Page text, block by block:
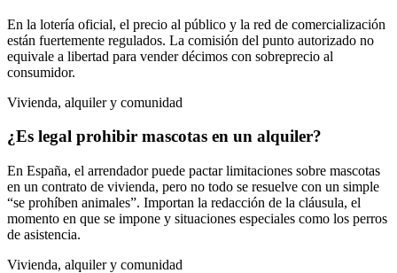
En la lotería oficial, el precio al público y la red de comercialización
están fuertemente regulados. La comisión del punto autorizado no
equivale a libertad para vender décimos con sobreprecio al
consumidor.
Vivienda, alquiler y comunidad
¿Es legal prohibir mascotas en un alquiler?
En España, el arrendador puede pactar limitaciones sobre mascotas
en un contrato de vivienda, pero no todo se resuelve con un simple
“se prohíben animales”. Importan la redacción de la cláusula, el
momento en que se impone y situaciones especiales como los perros
de asistencia.
Vivienda, alquiler y comunidad